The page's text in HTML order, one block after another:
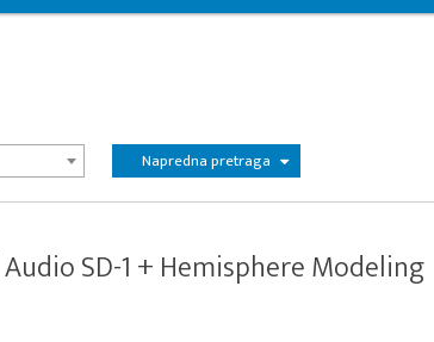
Napredna pretraga
SD-1 + Hemisphere Modeling